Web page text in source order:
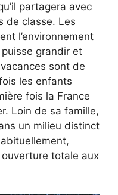
partagera avec
de classe. Les
l’environnement
grandir et
sont de
les enfants
fois la France
Loin de sa famille,
un milieu distinct
ouverture totale aux